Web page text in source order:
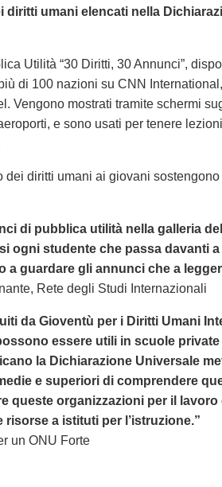
diritti umani elencati nella
Utilità “30 Diritti, 30 Annunci”,
di 100 nazioni su CNN
Vengono mostrati tramite schermi
e sono usati per tenere
diritti umani ai giovani sostengono
di pubblica utilità nella galleria
ogni studente che passa davanti
a guardare gli annunci che a
Rete degli Studi Internazionali
da Gioventù per i Diritti Umani
essere utili in scuole private
la Dichiarazione Universale
e superiori di comprendere
queste organizzazioni per il
a istituti per l’istruzione.”
un ONU Forte